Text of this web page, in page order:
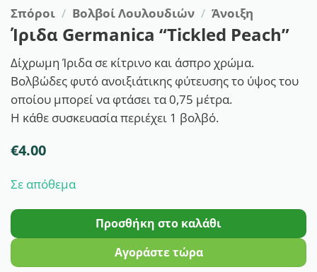
Σπόροι / Βολβοί Λουλουδιών / Άνοιξη
Ίριδα Germanica “Tickled Peach”
Δίχρωμη Ίριδα σε κίτρινο και άσπρο χρώμα.
Βολβώδες φυτό ανοιξιάτικης φύτευσης το ύψος του
οποίου μπορεί να φτάσει τα 0,75 μέτρα.
Η κάθε συσκευασία περιέχει 1 βολβό.
€4.00
Σε απόθεμα
Προσθήκη στο καλάθι
Αγοράστε τώρα